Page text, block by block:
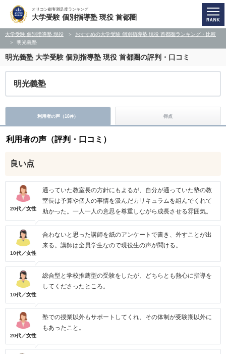
オリコン顧客満足度ランキング
大学受験 個別指導塾 現役 首都圏
大学受験 個別指導塾 現役
おすすめの大学受験 個別指導塾 現役 首都圏ランキング・比較
明光義塾
明光義塾 大学受験 個別指導塾 現役 首都圏の評判・口コミ
明光義塾
利用者の声（18件） 得点
利用者の声（評判・口コミ）
良い点
20代／女性
通っていた教室長の方針にもよるが、自分が通っていた塾の教
室長は予算や個人の事情を汲んだカリキュラムを組んでくれて
助かった。一人一人の意思を尊重しながら成長させる雰囲気。
10代／女性
合わないと思った講師を紙のアンケートで書き、外すことが出
来る。講師は全員学生なので現役生の声が聞ける。
10代／女性
総合型と学校推薦型の受験をしたが、どちらとも熱心に指導を
してくださったところ。
20代／女性
塾での授業以外もサポートしてくれ、その体制が受験期以外に
もあったこと。